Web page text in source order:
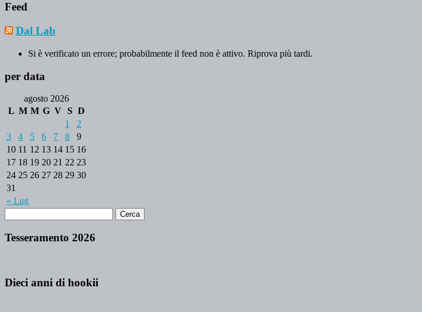
Feed
Dal Lab
Si è verificato un errore; probabilmente il feed non è attivo. Riprova più tardi.
per data
agosto 2026
L M M G V S D
« Lug
1
2
3
4 5 6 7 8
9
10 11 12 13 14 15 16
17 18 19 20 21 22 23
24 25 26 27 28 29 30
31
Tesseramento 2026
Dieci anni di hookii